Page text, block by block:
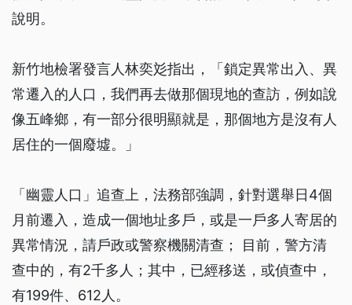
說明。
新竹地檢署發言人林奕彣指出，「鎖定異常出入、異
常遷入的人口，我們再去做那個現地的查訪，例如說
像五峰鄉，有一部分很明顯就是，那個地方是沒有人
居住的一個廢墟。」
「幽靈人口」追查上，法務部強調，針對選舉日4個
月前遷入，造成一個地址多戶，或是一戶多人寄居的
異常情況，請戶政或警察機關清查； 目前，警方清
查中的，有2千多人；其中，已經移送，或偵查中，
有199件、612人。